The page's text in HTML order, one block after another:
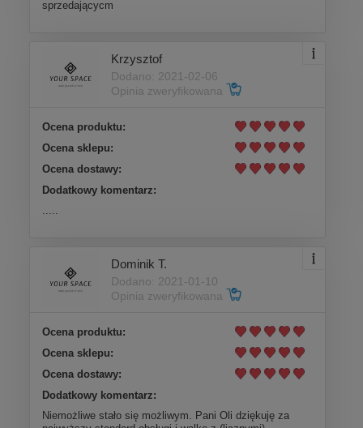
sprzedającycm
Krzysztof
Dodano: 2021-02-06
Opinia zweryfikowana
Ocena produktu:
Ocena sklepu:
Ocena dostawy:
Dodatkowy komentarz:
Dominik T.
Dodano: 2021-01-10
Opinia zweryfikowana
Ocena produktu:
Ocena sklepu:
Ocena dostawy:
Dodatkowy komentarz:
Niemożliwe stało się możliwym. Pani Oli dziękuję za